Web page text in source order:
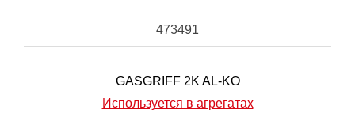
473491
GASGRIFF 2K AL-KO
Используется в агрегатах